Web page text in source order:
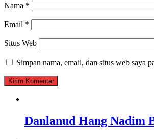
Nama *
Email *
Situs Web
Simpan nama, email, dan situs web saya
Danlanud Hang Nadim